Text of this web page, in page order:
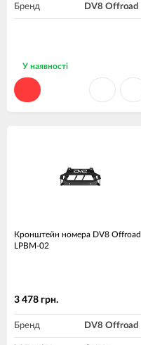
Бренд DV8 Offroad
У наявності
Кронштейн номера DV8 Offroad
LPBM-02
3 478 грн.
Бренд DV8 Offroad